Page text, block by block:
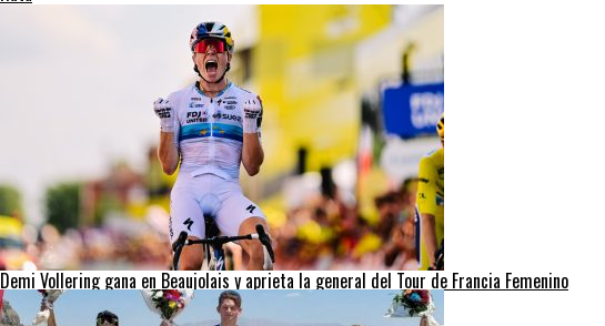
Demi Vollering gana en Beaujolais y aprieta la general del Tour de Francia Femenino